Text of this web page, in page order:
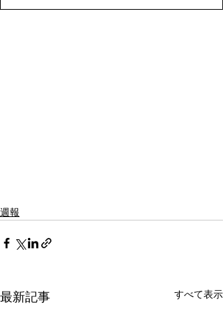
週報
最新記事 すべて表示